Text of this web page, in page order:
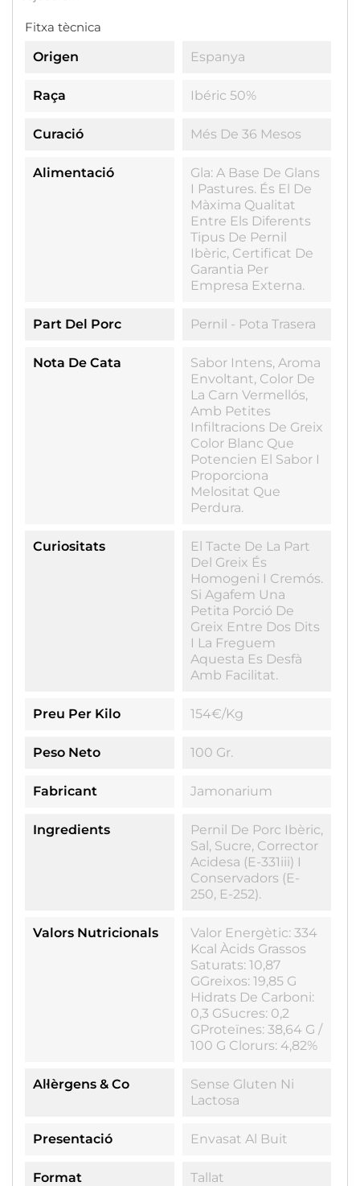
Fitxa tècnica
Origen
Espanya
Raça Ibéric 50%
Curació Més De 36 Mesos
Alimentació
Gla: A Base De Glans
I Pastures. És El De
Màxima Qualitat
Entre Els Diferents
Tipus De Pernil
Ibèric, Certificat De
Garantia Per
Empresa Externa.
Part Del Porc Pernil - Pota Trasera
Nota De Cata
Sabor Intens, Aroma
Envoltant, Color De
La Carn Vermellós,
Amb Petites
Infiltracions De Greix
Color Blanc Que
Potencien El Sabor I
Proporciona
Melositat Que
Perdura.
Curiositats
El Tacte De La Part
Del Greix És
Homogeni I Cremós.
Si Agafem Una
Petita Porció De
Greix Entre Dos Dits
I La Freguem
Aquesta Es Desfà
Amb Facilitat.
Preu Per Kilo 154€/kg
Peso Neto 100 Gr.
Fabricant Jamonarium
Ingredients
Pernil De Porc Ibèric,
Sal, Sucre, Corrector
Acidesa (E-331iii) I
Conservadors (E-
250, E-252).
Valors Nutricionals
Valor Energètic: 334
Kcal Àcids Grassos
Saturats: 10,87
GGreixos: 19,85 G
Hidrats De Carboni:
0,3 GSucres: 0,2
GProteïnes: 38,64 G /
100 G Clorurs: 4,82%
Al·lèrgens & Co
Sense Gluten Ni
Lactosa
Presentació Envasat Al Buit
Format Tallat